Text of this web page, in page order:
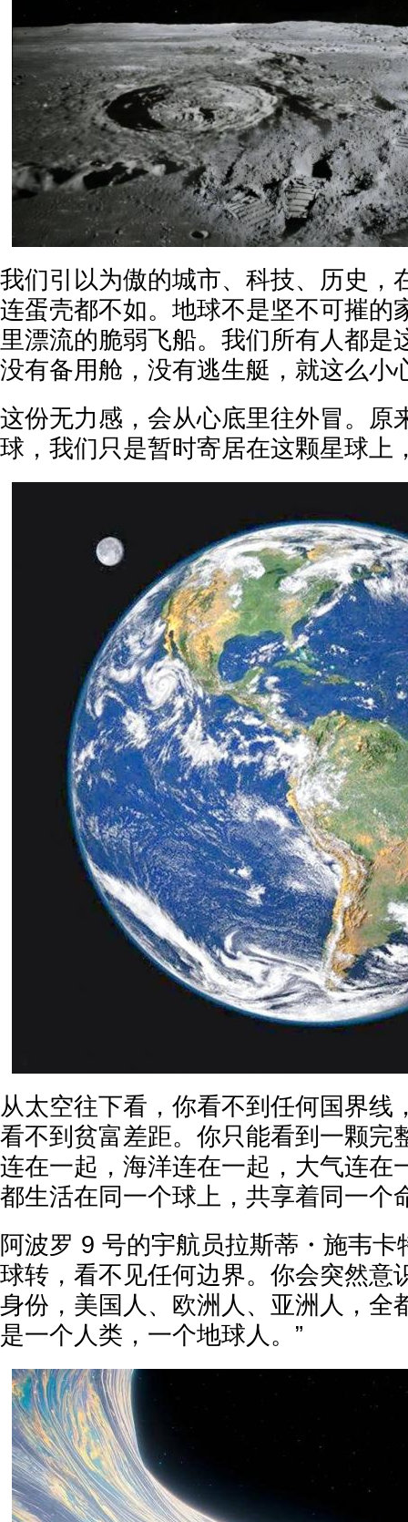
我们引以为傲的城市、科技、历史，
连蛋壳都不如。地球不是坚不可摧的
里漂流的脆弱飞船。我们所有人都是
没有备用舱，没有逃生艇，就这么小
这份无力感，会从心底里往外冒。原
球，我们只是暂时寄居在这颗星球上
从太空往下看，你看不到任何国界线
看不到贫富差距。你只能看到一颗完
连在一起，海洋连在一起，大气连在
都生活在同一个球上，共享着同一个
阿波罗 9 号的宇航员拉斯蒂・施韦卡
球转，看不见任何边界。你会突然意
身份，美国人、欧洲人、亚洲人，全
是一个人类，一个地球人。”